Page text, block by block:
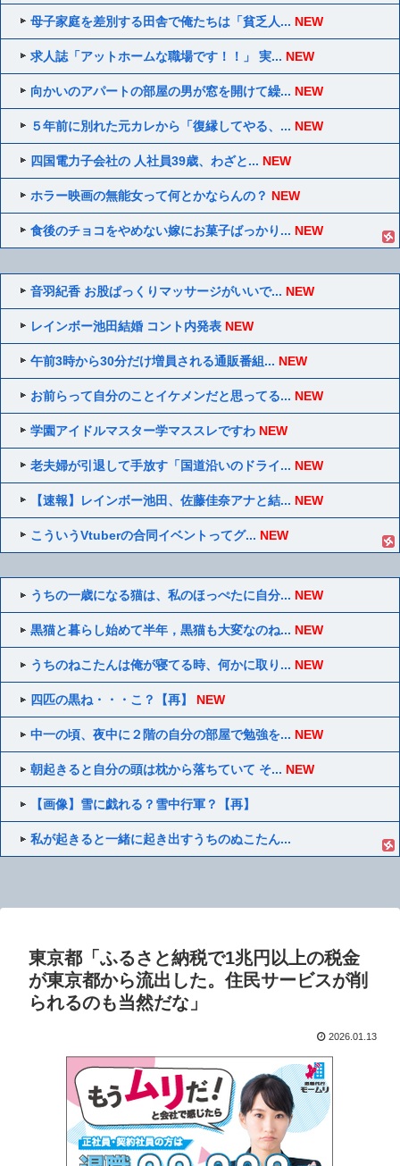
母子家庭を差別する田舎で俺たちは「貧乏人... NEW
求人誌「アットホームな職場です！！」 実... NEW
向かいのアパートの部屋の男が窓を開けて繰... NEW
５年前に別れた元カレから「復縁してやる、... NEW
四国電力子会社の 人社員39歳、わざと... NEW
ホラー映画の無能女って何とかならんの？ NEW
食後のチョコをやめない嫁にお菓子ばっかり... NEW
音羽紀香 お股ぱっくりマッサージがいいで... NEW
レインボー池田結婚 コント内発表 NEW
午前3時から30分だけ増員される通販番組... NEW
お前らって自分のことイケメンだと思ってる... NEW
学園アイドルマスター学マススレですわ NEW
老夫婦が引退して手放す「国道沿いのドライ... NEW
【速報】レインボー池田、佐藤佳奈アナと結... NEW
こういうVtuberの合同イベントってグ... NEW
うちの一歳になる猫は、私のほっぺたに自分... NEW
黒猫と暮らし始めて半年，黒猫も大変なのね... NEW
うちのねこたんは俺が寝てる時、何かに取り... NEW
四匹の黒ね・・・こ？【再】 NEW
中一の頃、夜中に２階の自分の部屋で勉強を... NEW
朝起きると自分の頭は枕から落ちていて そ... NEW
【画像】雪に戯れる？雪中行軍？【再】
私が起きると一緒に起き出すうちのぬこたん...
東京都「ふるさと納税で1兆円以上の税金
が東京都から流出した。住民サービスが削
られるのも当然だな」
2026.01.13